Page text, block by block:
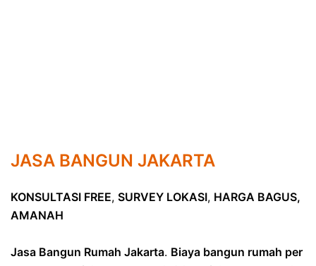
JASA BANGUN JAKARTA
KONSULTASI FREE, SURVEY LOKASI, HARGA BAGUS,
AMANAH
Jasa Bangun Rumah Jakarta. Biaya bangun rumah per